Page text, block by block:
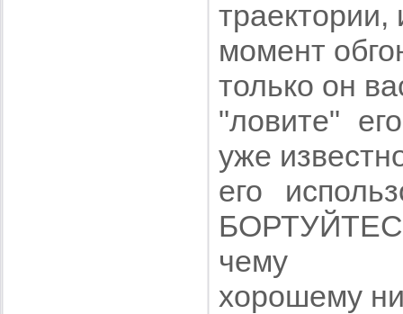
траектории,
момент
только он
"ловите"
уже
его
чему
хорошему